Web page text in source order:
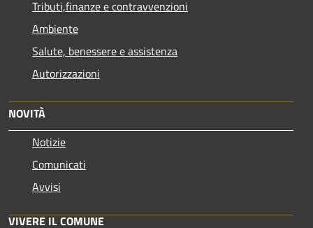
Tributi,finanze e contravvenzioni
Ambiente
Salute, benessere e assistenza
Autorizzazioni
NOVITÀ
Notizie
Comunicati
Avvisi
VIVERE IL COMUNE